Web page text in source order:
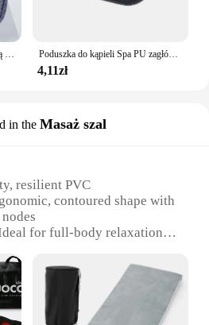
Poduszka do kąpieli Spa PU zagłówek wanny wodoodporna poduszka kąpielowa piankowa wanna wanna zagłówek przyssawka poduszki pod kark wodoodporna wanna
4,11zł
in the Masaż szal
resilient PVC
contoured shape with
for full-body relaxation
Suitable for home or
or Quantity: Generous size
body types